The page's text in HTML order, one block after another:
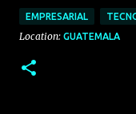
EMPRESARIAL
Location: GUATEMALA